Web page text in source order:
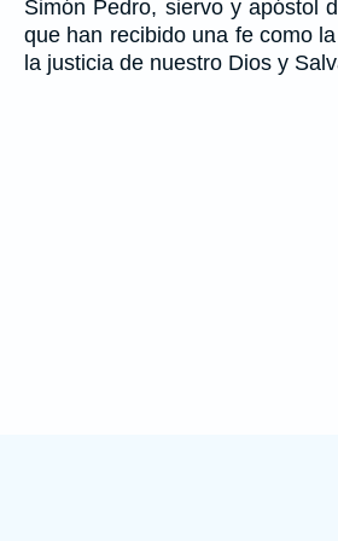
Simón Pedro, siervo y apóstol
que han recibido una fe como
la justicia de nuestro Dios y